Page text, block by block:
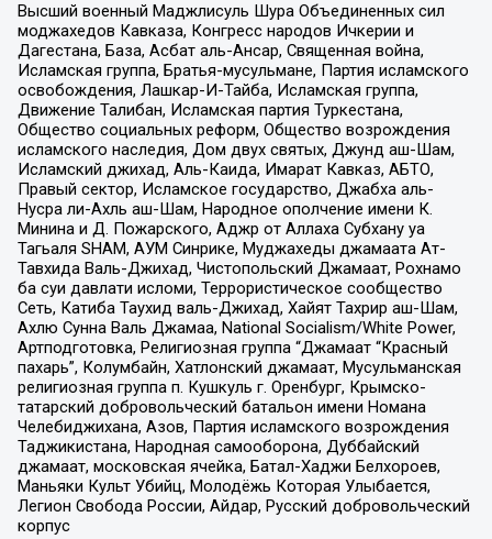
Высший военный Маджлисуль Шура Объединенных сил
моджахедов Кавказа, Конгресс народов Ичкерии и
Дагестана, База, Асбат аль-Ансар, Священная война,
Исламская группа, Братья-мусульмане, Партия исламского
освобождения, Лашкар-И-Тайба, Исламская группа,
Движение Талибан, Исламская партия Туркестана,
Общество социальных реформ, Общество возрождения
исламского наследия, Дом двух святых, Джунд аш-Шам,
Исламский джихад, Аль-Каида, Имарат Кавказ, АБТО,
Правый сектор, Исламское государство, Джабха аль-
Нусра ли-Ахль аш-Шам, Народное ополчение имени К.
Минина и Д. Пожарского, Аджр от Аллаха Субхану уа
Тагьаля SHAM, АУМ Синрике, Муджахеды джамаата Ат-
Тавхида Валь-Джихад, Чистопольский Джамаат, Рохнамо
ба суи давлати исломи, Террористическое сообщество
Сеть, Катиба Таухид валь-Джихад, Хайят Тахрир аш-Шам,
Ахлю Сунна Валь Джамаа, National Socialism/White Power,
Артподготовка, Религиозная группа “Джамаат “Красный
пахарь”, Колумбайн, Хатлонский джамаат, Мусульманская
религиозная группа п. Кушкуль г. Оренбург, Крымско-
татарский добровольческий батальон имени Номана
Челебиджихана, Азов, Партия исламского возрождения
Таджикистана, Народная самооборона, Дуббайский
джамаат, московская ячейка, Батал-Хаджи Белхороев,
Маньяки Культ Убийц, Молодёжь Которая Улыбается,
Легион Свобода России, Айдар, Русский добровольческий
корпус